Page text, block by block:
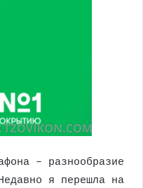
– разнообразие
я перешла на